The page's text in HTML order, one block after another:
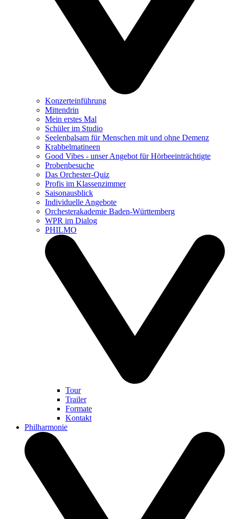
Konzerteinführung
Mittendrin
Mein erstes Mal
Schüler im Studio
Seelenbalsam für Menschen mit und ohne Demenz
Krabbelmatineen
Good Vibes - unser Angebot für Hörbeeinträchtigte
Probenbesuche
Das Orchester-Quiz
Profis im Klassenzimmer
Saisonausblick
Individuelle Angebote
Orchesterakademie Baden-Württemberg
WPR im Dialog
PHILMO
Tour
Trailer
Formate
Kontakt
Philharmonie